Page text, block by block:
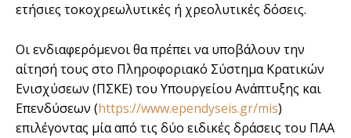
ετήσιες τοκοχρεωλυτικές ή χρεολυτικές δόσεις.
Οι ενδιαφερόμενοι θα πρέπει να υποβάλουν την
αίτησή τους στο Πληροφοριακό Σύστημα Κρατικών
Ενισχύσεων (ΠΣΚΕ) του Υπουργείου Ανάπτυξης και
Επενδύσεων (https://www.ependyseis.gr/mis)
επιλέγοντας μία από τις δύο ειδικές δράσεις του ΠΑΑ